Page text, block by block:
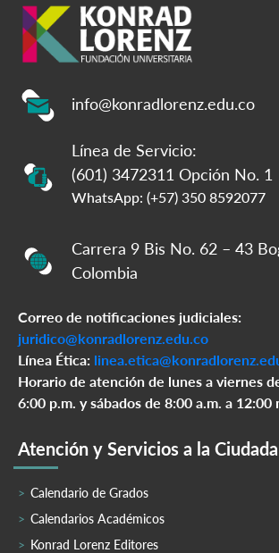
info@konradlorenz.edu.co
Línea de Servicio:
(601) 3472311 Opción No. 1
WhatsApp: (+57) 350 8592077
Carrera 9 Bis No. 62 – 43
Colombia
Correo de notificaciones judiciales:
juridico@konradlorenz.edu.co
Línea Ética:
Horario de atención de lunes a viernes
6:00 p.m. y sábados de 8:00 a.m. a 12:00
Atención y Servicios a la
Calendario de Grados
Calendarios Académicos
Konrad Lorenz Editores